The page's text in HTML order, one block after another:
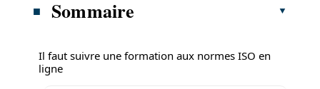
Sommaire
Il faut suivre une formation aux normes ISO en
ligne